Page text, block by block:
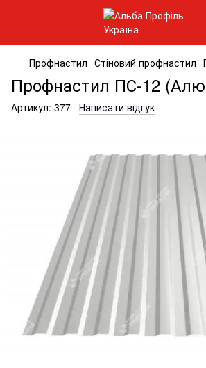
Профнастил Стіновий профнастил
Профнастил ПС-12
Артикул: 377 Написати відгук